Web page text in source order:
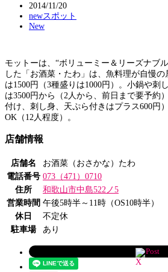
2014/11/20
newスポット
New
モットーは、“ボリューミー＆リーズナブ
した「お酒菜・たわ」は、魚料理が自慢の
は1500円（3種盛りは1000円）。小鍋や刺
は3500円から（2人から、前日まで要予約
付け、刺し身、天ぷら付きはプラス600円
OK（12人程度）。
店舗情報
店舗名
お酒菜（おさかな）たわ
電話番号 073（471）0710
住所
和歌山市中島522ノ5
営業時間 午後5時半～11時（OS10時半）
休日
不定休
駐車場
あり
Post